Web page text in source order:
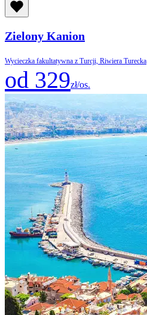
Zielony Kanion
Wycieczka fakultatywna z Turcji, Riwiera Turecka
od 329zł/os.